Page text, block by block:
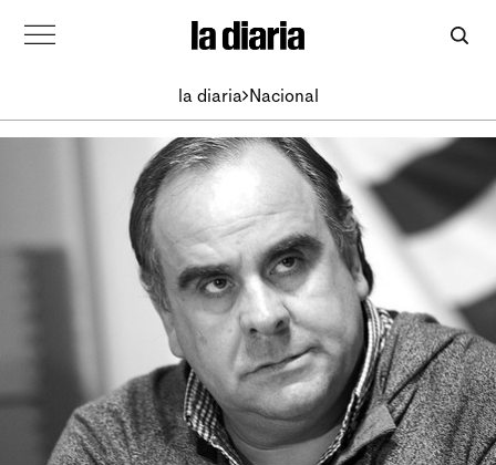
la diaria Nacional